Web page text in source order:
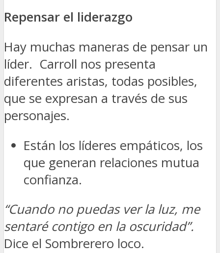
Repensar el liderazgo
Hay muchas maneras de pensar un
líder. Carroll nos presenta
diferentes aristas, todas posibles,
que se expresan a través de sus
personajes.
Están los líderes empáticos, los
que generan relaciones mutua
confianza.
“Cuando no puedas ver la luz, me
sentaré contigo en la oscuridad”.
Dice el Sombrerero loco.